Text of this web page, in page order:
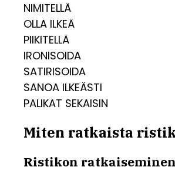
NIMITELLÄ
OLLA ILKEÄ
PIIKITELLÄ
IRONISOIDA
SATIRISOIDA
SANOA ILKEÄSTI
PALIKAT SEKAISIN
Miten ratkaista
Ristikon